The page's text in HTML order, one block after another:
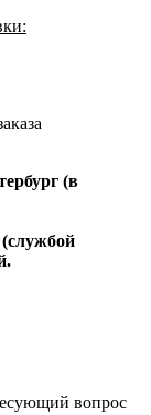
(в
(службой
вопрос